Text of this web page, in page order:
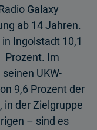
Galaxy
ab 14 Jahren.
Ingolstadt 10,1
Prozent. Im
UKW-
9,6 Prozent der
in der Zielgruppe
– sind es